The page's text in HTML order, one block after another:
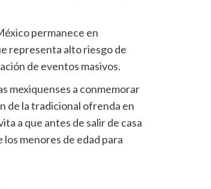
permanece en
representa alto riesgo de
de eventos masivos.
mexiquenses a conmemorar
de la tradicional ofrenda en
a que antes de salir de casa
los menores de edad para